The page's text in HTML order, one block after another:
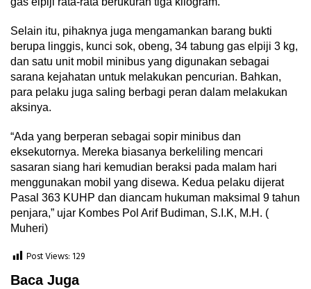
Selain itu, pihaknya juga mengamankan barang bukti
berupa linggis, kunci sok, obeng, 34 tabung gas elpiji 3 kg,
dan satu unit mobil minibus yang digunakan sebagai
sarana kejahatan untuk melakukan pencurian. Bahkan,
para pelaku juga saling berbagi peran dalam melakukan
aksinya.
“Ada yang berperan sebagai sopir minibus dan
eksekutornya. Mereka biasanya berkeliling mencari
sasaran siang hari kemudian beraksi pada malam hari
menggunakan mobil yang disewa. Kedua pelaku dijerat
Pasal 363 KUHP dan diancam hukuman maksimal 9 tahun
penjara,” ujar Kombes Pol Arif Budiman, S.I.K, M.H. (
Muheri)
Post Views: 129
Baca Juga